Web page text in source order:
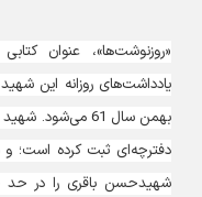
«روزنوشت‌ها»، عنوان
بهمن سال 61 می‌شود.
دفترچه‌ای ثبت کرده است؛ و